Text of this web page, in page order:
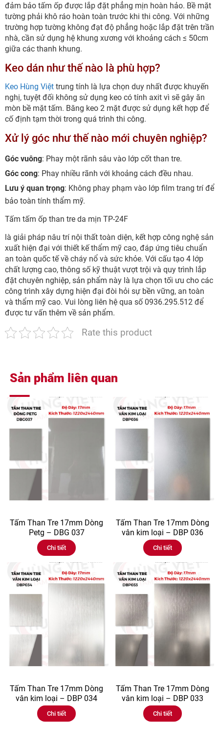
đảm bảo tấm ốp được lắp đặt phẳng mịn hoàn hảo. Bề mặt
tường phải khô ráo hoàn toàn trước khi thi công. Với những
trường hợp tường không đạt độ phẳng hoặc lắp đặt trên trần
nhà, cần sử dụng hệ khung xương với khoảng cách ≤ 50cm
giữa các thanh khung.
Keo dán như thế nào là phù hợp?
Keo Hùng Việt trung tính là lựa chọn duy nhất được khuyến
nghị, tuyệt đối không sử dụng keo có tính axit vì sẽ gây ăn
mòn bề mặt tấm. Băng keo 2 mặt được sử dụng kết hợp để
cố định tạm thời trong quá trình thi công.
Xử lý góc như thế nào mới chuyên nghiệp?
Góc vuông: Phay một rãnh sâu vào lớp cốt than tre.
Góc cong: Phay nhiều rãnh với khoảng cách đều nhau.
Lưu ý quan trọng: Không phay phạm vào lớp film trang trí để
bảo toàn tính thẩm mỹ.
Tấm tấm ốp than tre da mịn TP-24F
là giải pháp nâu trí nội thất toàn diện, kết hợp công nghệ sản
xuất hiện đại với thiết kế thẩm mỹ cao, đáp ứng tiêu chuẩn
an toàn quốc tế về cháy nổ và sức khỏe. Với cấu tạo 4 lớp
chất lượng cao, thông số kỹ thuật vượt trội và quy trình lắp
đặt chuyên nghiệp, sản phẩm này là lựa chọn tối ưu cho các
công trình xây dựng hiện đại đòi hỏi sự bền vững, an toàn
và thẩm mỹ cao. Vui lòng liên hệ qua số 0936.295.512 để
được tư vấn thêm về sản phẩm.
Rate this product
Sản phẩm liên quan
Tấm Than Tre 17mm Dòng
Petg – DBG 037
Chi tiết
Tấm Than Tre 17mm Dòng
vân kim loại – DBP 036
Chi tiết
Tấm Than Tre 17mm Dòng
vân kim loại – DBP 034
Chi tiết
Tấm Than Tre 17mm Dòng
vân kim loại – DBP 033
Chi tiết